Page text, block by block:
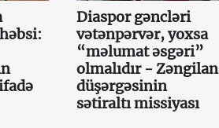
Diaspor gəncləri
vətənpərvər, yoxsa
“məlumat əsgəri”
olmalıdır - Zəngilan
düşərgəsinin
sətiraltı missiyası